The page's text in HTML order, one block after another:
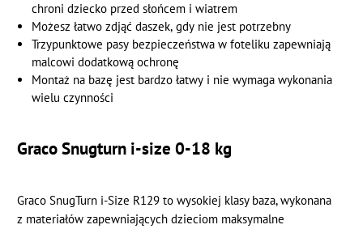
chroni dziecko przed słońcem i wiatrem
Możesz łatwo zdjąć daszek, gdy nie jest potrzebny
Trzypunktowe pasy bezpieczeństwa w foteliku zapewniają
malcowi dodatkową ochronę
Montaż na bazę jest bardzo łatwy i nie wymaga wykonania
wielu czynności
Graco Snugturn i-size 0-18 kg
Graco SnugTurn i-Size R129 to wysokiej klasy baza, wykonana
z materiałów zapewniających dzieciom maksymalne